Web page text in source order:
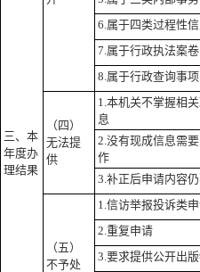
三、本
年度办
理结果
6.属于四类过程性
7.属于行政执法案卷
8.属于行政查询事项
（四）
无法提
供
1.本机关不掌握相
息
2.没有现成信息需要
作
3.补正后申请内容
（五）
不予处
1.信访举报投诉类
2.重复申请
3.要求提供公开出